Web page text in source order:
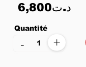
6,800د.ت
Quantité
+
-